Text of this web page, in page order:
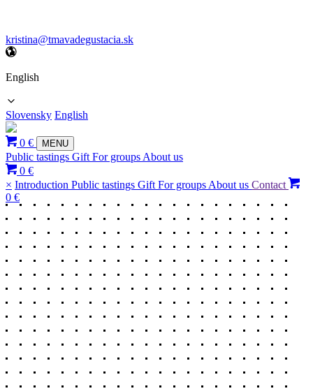
kristina@tmavadegustacia.sk
English
Slovensky English
0 € MENU
Public tastings Gift For groups About us
0 €
× Introduction Public tastings Gift For groups About us Contact
0 €